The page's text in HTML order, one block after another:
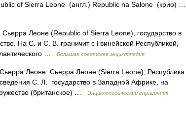
of Sierra Leone (англ.) Republic na Salone (крио) …
Леоне (Republic of Sierra Leone), государство в
На С. и С. В. граничит с Гвинейской Республикой,
…
Большая советская энциклопедия
Леоне. Сьерра Леоне (Sierra Leone), Республика
С. Л. государство в Западной Африке, на
(британское) …
Энциклопедический справочник